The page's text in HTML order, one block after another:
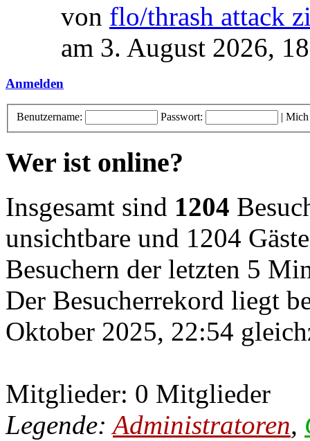
von flo/thrash attack
am 3. August 2026,
Anmelden
Benutzername: Passwort: | Mich
Wer ist online?
Insgesamt sind 1204
unsichtbare und 1204
Besuchern der letzten 5
Der Besucherrekord liegt
Oktober 2025, 22:54
Mitglieder: 0 Mitglieder
Legende:Administratoren,